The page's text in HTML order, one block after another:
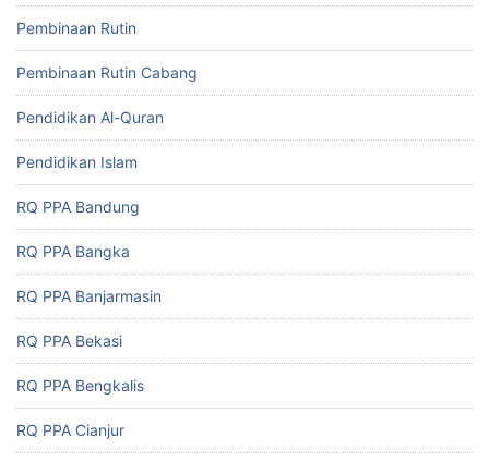
Pembinaan Rutin
Pembinaan Rutin Cabang
Pendidikan Al-Quran
Pendidikan Islam
RQ PPA Bandung
RQ PPA Bangka
RQ PPA Banjarmasin
RQ PPA Bekasi
RQ PPA Bengkalis
RQ PPA Cianjur